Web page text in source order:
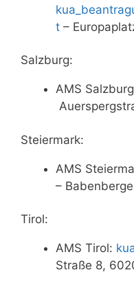
t –
Salzburg:
AMS
Steiermark:
AMS
–
Tirol:
AMS Tirol:
Straße 8,